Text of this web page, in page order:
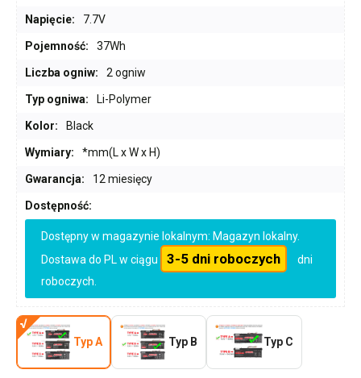
Napięcie: 7.7V
Pojemność: 37Wh
Liczba ogniw: 2 ogniw
Typ ogniwa: Li-Polymer
Kolor: Black
Wymiary: *mm(L x W x H)
Gwarancja: 12 miesięcy
Dostępność:
Dostępny w magazynie lokalnym: Magazyn lokalny.
Dostawa do PL w ciągu
3-5 dni roboczych
dni
roboczych.
Typ A Typ B Typ C